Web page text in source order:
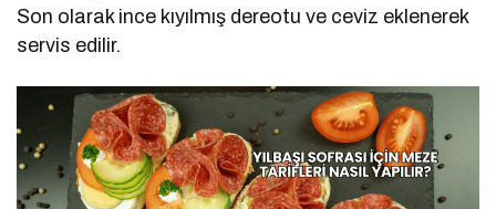
Son olarak ince kıyılmış dereotu ve ceviz eklenerek
servis edilir.